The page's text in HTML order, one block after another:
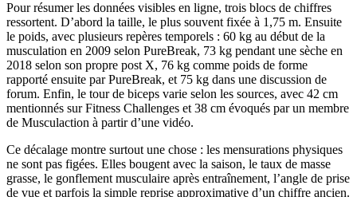
Pour résumer les données visibles en ligne, trois blocs de chiffres
ressortent. D’abord la taille, le plus souvent fixée à 1,75 m. Ensuite
le poids, avec plusieurs repères temporels : 60 kg au début de la
musculation en 2009 selon PureBreak, 73 kg pendant une sèche en
2018 selon son propre post X, 76 kg comme poids de forme
rapporté ensuite par PureBreak, et 75 kg dans une discussion de
forum. Enfin, le tour de biceps varie selon les sources, avec 42 cm
mentionnés sur Fitness Challenges et 38 cm évoqués par un membre
de Musculaction à partir d’une vidéo.
Ce décalage montre surtout une chose : les mensurations physiques
ne sont pas figées. Elles bougent avec la saison, le taux de masse
grasse, le gonflement musculaire après entraînement, l’angle de prise
de vue et parfois la simple reprise approximative d’un chiffre ancien.